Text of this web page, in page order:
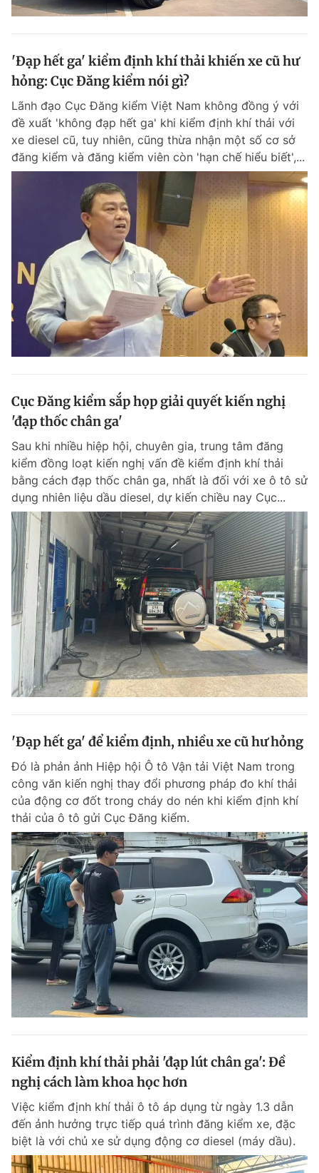
'Đạp hết ga' kiểm định khí thải khiến xe cũ hư
hỏng: Cục Đăng kiểm nói gì?
Lãnh đạo Cục Đăng kiểm Việt Nam không đồng ý với
đề xuất 'không đạp hết ga' khi kiểm định khí thải với
xe diesel cũ, tuy nhiên, cũng thừa nhận một số cơ sở
đăng kiểm và đăng kiểm viên còn 'hạn chế hiểu biết',...
Cục Đăng kiểm sắp họp giải quyết kiến nghị
'đạp thốc chân ga'
Sau khi nhiều hiệp hội, chuyên gia, trung tâm đăng
kiểm đồng loạt kiến nghị vấn đề kiểm định khí thải
bằng cách đạp thốc chân ga, nhất là đối với xe ô tô sử
dụng nhiên liệu dầu diesel, dự kiến chiều nay Cục...
'Đạp hết ga' để kiểm định, nhiều xe cũ hư hỏng
Đó là phản ảnh Hiệp hội Ô tô Vận tải Việt Nam trong
công văn kiến nghị thay đổi phương pháp đo khí thải
của động cơ đốt trong cháy do nén khi kiểm định khí
thải của ô tô gửi Cục Đăng kiểm.
Kiểm định khí thải phải 'đạp lút chân ga': Đề
nghị cách làm khoa học hơn
Việc kiểm định khí thải ô tô áp dụng từ ngày 1.3 dẫn
đến ảnh hưởng trực tiếp quá trình đăng kiểm xe, đặc
biệt là với chủ xe sử dụng động cơ diesel (máy dầu).